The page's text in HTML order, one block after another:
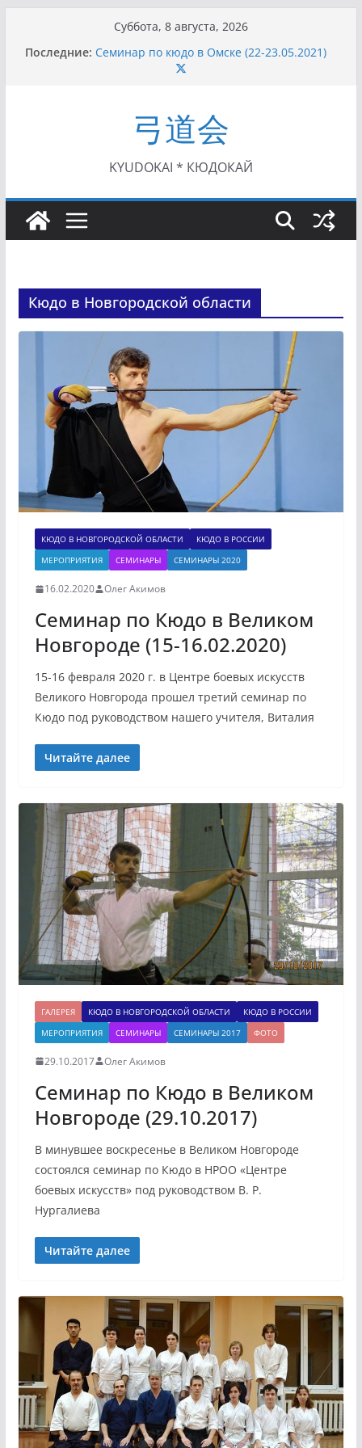
содержимому
Суббота, 8 августа, 2026
Последние: Семинар по кюдо в Омске (22-23.05.2021)
Чемпионат Росcии, Дёмино (2-5.09.2021)
II Кубок Посла Японии в России по Кюдо,
Орёл (25.07.2021)
I этап Кубка Московской области по Кюдо /
Сейдокан II (27.06.2021)
弓道会
KYUDOKAI * КЮДОКАЙ
Кюдо в Новгородской области
КЮДО В НОВГОРОДСКОЙ ОБЛАСТИ
КЮДО В РОССИИ
МЕРОПРИЯТИЯ
СЕМИНАРЫ СЕМИНАРЫ 2020
16.02.2020 Олег Акимов
Семинар по Кюдо в Великом
Новгороде (15-16.02.2020)
15-16 февраля 2020 г. в Центре боевых искусств
Великого Новгорода прошел третий семинар по
Кюдо под руководством нашего учителя, Виталия
Читайте далее
ГАЛЕРЕЯ КЮДО В НОВГОРОДСКОЙ ОБЛАСТИ
КЮДО В РОССИИ
МЕРОПРИЯТИЯ
СЕМИНАРЫ СЕМИНАРЫ 2017 ФОТО
29.10.2017 Олег Акимов
Семинар по Кюдо в Великом
Новгороде (29.10.2017)
В минувшее воскресенье в Великом Новгороде
состоялся семинар по Кюдо в НРОО «Центре
боевых искусств» под руководством В. Р.
Нургалиева
Читайте далее